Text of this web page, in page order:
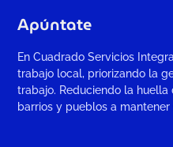
Apúntate
En Cuadrado Servicios
trabajo local, priorizando la
trabajo. Reduciendo la
barrios y pueblos a mantener